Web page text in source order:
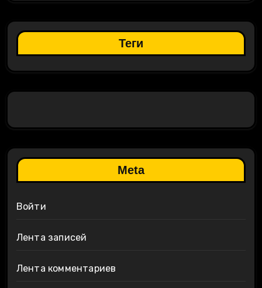
Теги
Meta
Войти
Лента записей
Лента комментариев